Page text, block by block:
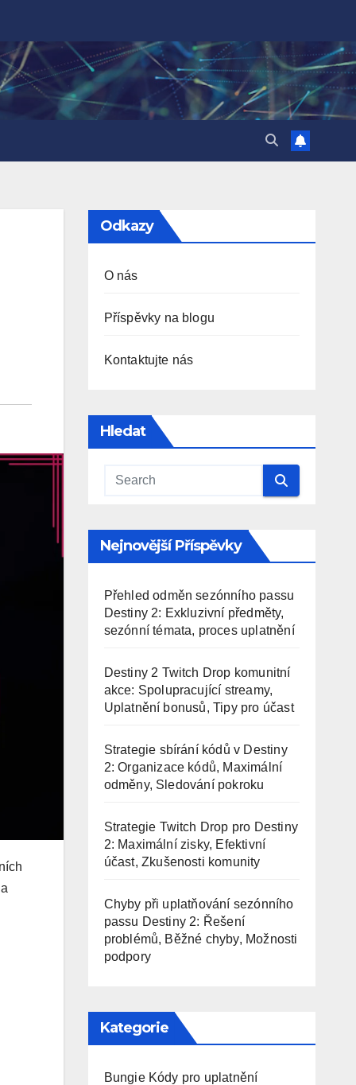
Odkazy
O nás
Příspěvky na blogu
Kontaktujte nás
Hledat
Nejnovější Příspěvky
Přehled odměn sezónního passu
Destiny 2: Exkluzivní předměty,
sezónní témata, proces uplatnění
Destiny 2 Twitch Drop komunitní
akce: Spolupracující streamy,
Uplatnění bonusů, Tipy pro účast
Strategie sbírání kódů v Destiny
2: Organizace kódů, Maximální
odměny, Sledování pokroku
Strategie Twitch Drop pro Destiny
2: Maximální zisky, Efektivní
účast, Zkušenosti komunity
Chyby při uplatňování sezónního
passu Destiny 2: Řešení
problémů, Běžné chyby, Možnosti
podpory
Kategorie
Bungie Kódy pro uplatnění